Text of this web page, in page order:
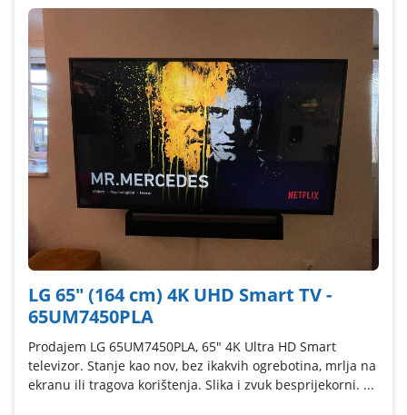
LG 65" (164 cm) 4K UHD Smart TV -
65UM7450PLA
Prodajem LG 65UM7450PLA, 65" 4K Ultra HD Smart
televizor. Stanje kao nov, bez ikakvih ogrebotina, mrlja na
ekranu ili tragova korištenja. Slika i zvuk besprijekorni. ...